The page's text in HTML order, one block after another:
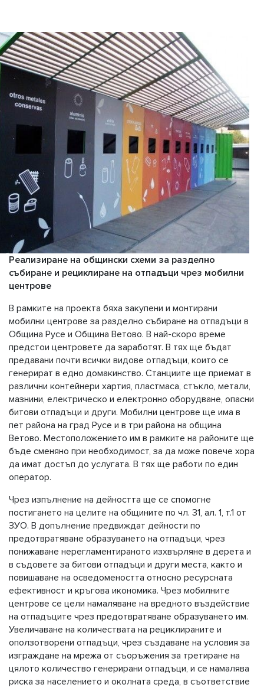
Реализиране на общински схеми за разделно
събиране и рециклиране на отпадъци чрез мобилни
центрове
В рамките на проекта бяха закупени и монтирани
мобилни центрове за разделно събиране на отпадъци в
Община Русе и Община Ветово. В най-скоро време
предстои центровете да заработят. В тях ще бъдат
предавани почти всички видове отпадъци, които се
генерират в едно домакинство. Станциите ще приемат в
различни контейнери хартия, пластмаса, стъкло, метали,
мазнини, електрическо и електронно оборудване, опасни
битови отпадъци и други. Мобилни центрове ще има в
пет района на град Русе и в три района на община
Ветово. Местоположението им в рамките на районите ще
бъде сменяно при необходимост, за да може повече хора
да имат достъп до услугата. В тях ще работи по един
оператор.
Чрез изпълнение на дейността ще се спомогне
постигането на целите на общините по чл. 31, ал. 1, т.1 от
ЗУО. В допълнение предвиждат дейности по
предотвратяване образуването на отпадъци, чрез
понижаване нерегламентираното изхвърляне в дерета и
в съдовете за битови отпадъци и други места, както и
повишаване на осведомеността относно ресурсната
ефективност и кръгова икономика. Чрез мобилните
центрове се цели намаляване на вредното въздействие
на отпадъците чрез предотвратяване образуването им.
Увеличаване на количествата на рециклираните и
оползотворени отпадъци, чрез създаване на условия за
изграждане на мрежа от съоръжения за третиране на
цялото количество генерирани отпадъци, и се намалява
риска за населението и околната среда, в съответствие